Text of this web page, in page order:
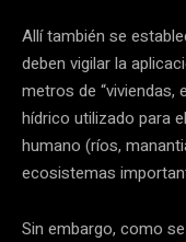
Allí también se
deben vigilar la
metros de “viviendas,
hídrico utilizado para
humano (ríos,
ecosistemas
Sin embargo, como